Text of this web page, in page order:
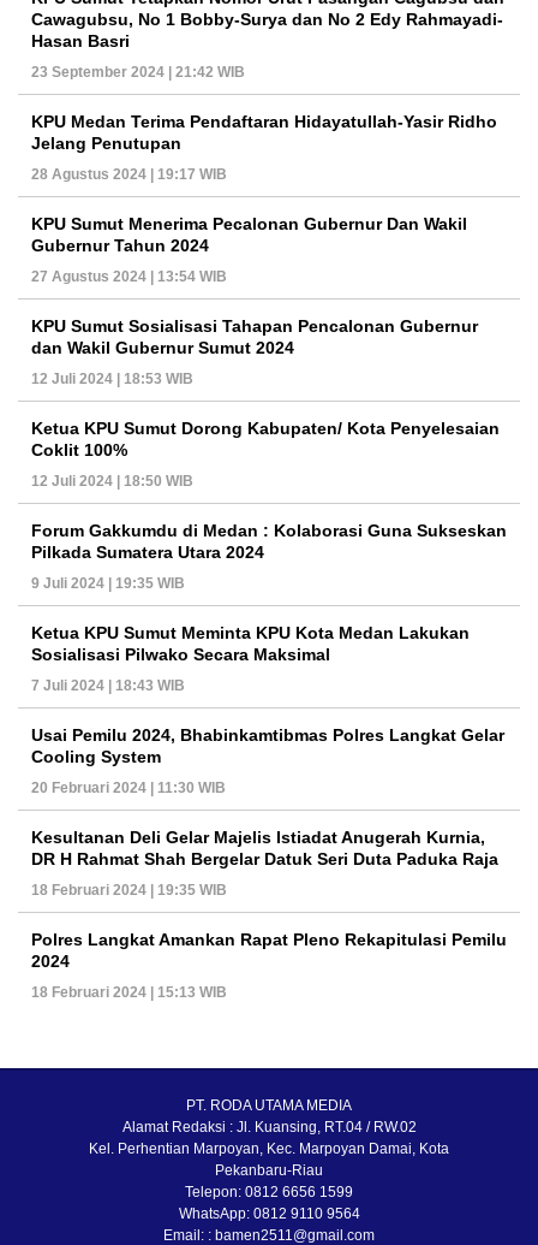
Cawagubsu, No 1 Bobby-Surya dan No 2 Edy Rahmayadi-
Hasan Basri
23 September 2024 | 21:42 WIB
KPU Medan Terima Pendaftaran Hidayatullah-Yasir Ridho
Jelang Penutupan
28 Agustus 2024 | 19:17 WIB
KPU Sumut Menerima Pecalonan Gubernur Dan Wakil
Gubernur Tahun 2024
27 Agustus 2024 | 13:54 WIB
KPU Sumut Sosialisasi Tahapan Pencalonan Gubernur
dan Wakil Gubernur Sumut 2024
12 Juli 2024 | 18:53 WIB
Ketua KPU Sumut Dorong Kabupaten/ Kota Penyelesaian
Coklit 100%
12 Juli 2024 | 18:50 WIB
Forum Gakkumdu di Medan : Kolaborasi Guna Sukseskan
Pilkada Sumatera Utara 2024
9 Juli 2024 | 19:35 WIB
Ketua KPU Sumut Meminta KPU Kota Medan Lakukan
Sosialisasi Pilwako Secara Maksimal
7 Juli 2024 | 18:43 WIB
Usai Pemilu 2024, Bhabinkamtibmas Polres Langkat Gelar
Cooling System
20 Februari 2024 | 11:30 WIB
Kesultanan Deli Gelar Majelis Istiadat Anugerah Kurnia,
DR H Rahmat Shah Bergelar Datuk Seri Duta Paduka Raja
18 Februari 2024 | 19:35 WIB
Polres Langkat Amankan Rapat Pleno Rekapitulasi Pemilu
2024
18 Februari 2024 | 15:13 WIB
PT. RODA UTAMA MEDIA
Alamat Redaksi : Jl. Kuansing, RT.04 / RW.02
Kel. Perhentian Marpoyan, Kec. Marpoyan Damai, Kota
Pekanbaru-Riau
Telepon: 0812 6656 1599
WhatsApp: 0812 9110 9564
Email: : bamen2511@gmail.com